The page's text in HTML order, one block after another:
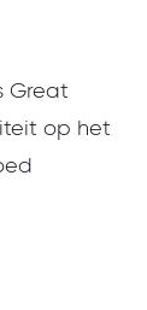
Great
op het